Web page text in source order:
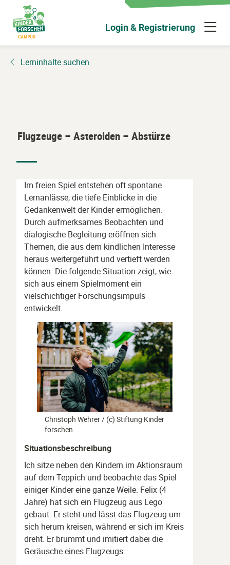
Hauptinhalt
wechseln
Login & Registrierung
Lerninhalte suchen
Flugzeuge – Asteroiden – Abstürze
Im freien Spiel entstehen oft spontane
Lernanlässe, die tiefe Einblicke in die
Gedankenwelt der Kinder ermöglichen.
Durch aufmerksames Beobachten und
dialogische Begleitung eröffnen sich
Themen, die aus dem kindlichen Interesse
heraus weitergeführt und vertieft werden
können. Die folgende Situation zeigt, wie
sich aus einem Spielmoment ein
vielschichtiger Forschungsimpuls
entwickelt.
Christoph Wehrer / (c) Stiftung Kinder
forschen
Situationsbeschreibung
Ich sitze neben den Kindern im Aktionsraum
auf dem Teppich und beobachte das Spiel
einiger Kinder eine ganze Weile. Felix (4
Jahre) hat sich ein Flugzeug aus Lego
gebaut. Er steht und lässt das Flugzeug um
sich herum kreisen, während er sich im Kreis
dreht. Er brummt und imitiert dabei die
Geräusche eines Flugzeugs.